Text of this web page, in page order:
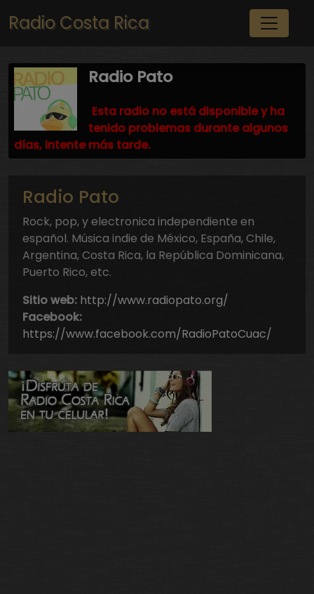
Pasar al contenido principal
Radio Costa Rica
Radio Pato
Esta radio no está disponible y ha
tenido problemas durante algunos
días, intente más tarde.
Radio Pato
Rock, pop, y electronica independiente en
español. Música indie de México, España, Chile,
Argentina, Costa Rica, la República Dominicana,
Puerto Rico, etc.
Sitio web: http://www.radiopato.org/
Facebook:
https://www.facebook.com/RadioPatoCuac/